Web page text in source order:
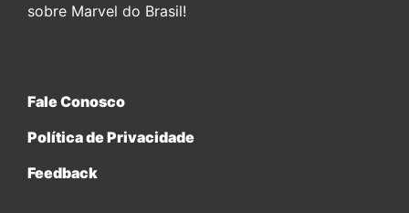
sobre Marvel do Brasil!
Fale Conosco
Política de Privacidade
Feedback